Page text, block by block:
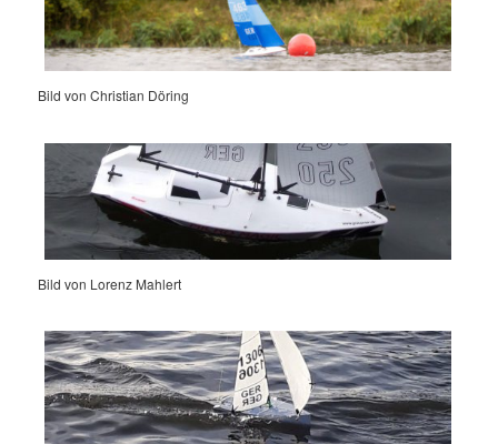
Bild von Christian Döring
Bild von Lorenz Mahlert